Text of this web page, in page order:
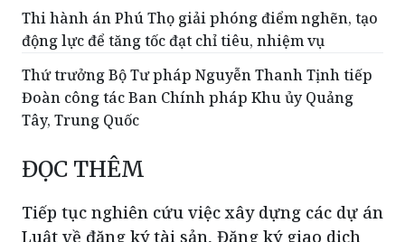
Thứ trưởng Bộ Tư pháp Nguyễn Thanh Tịnh tiếp
Đoàn công tác Ban Chính pháp Khu ủy Quảng
Tây, Trung Quốc
ĐỌC THÊM
Tiếp tục nghiên cứu việc xây dựng các dự án
bảo đảm